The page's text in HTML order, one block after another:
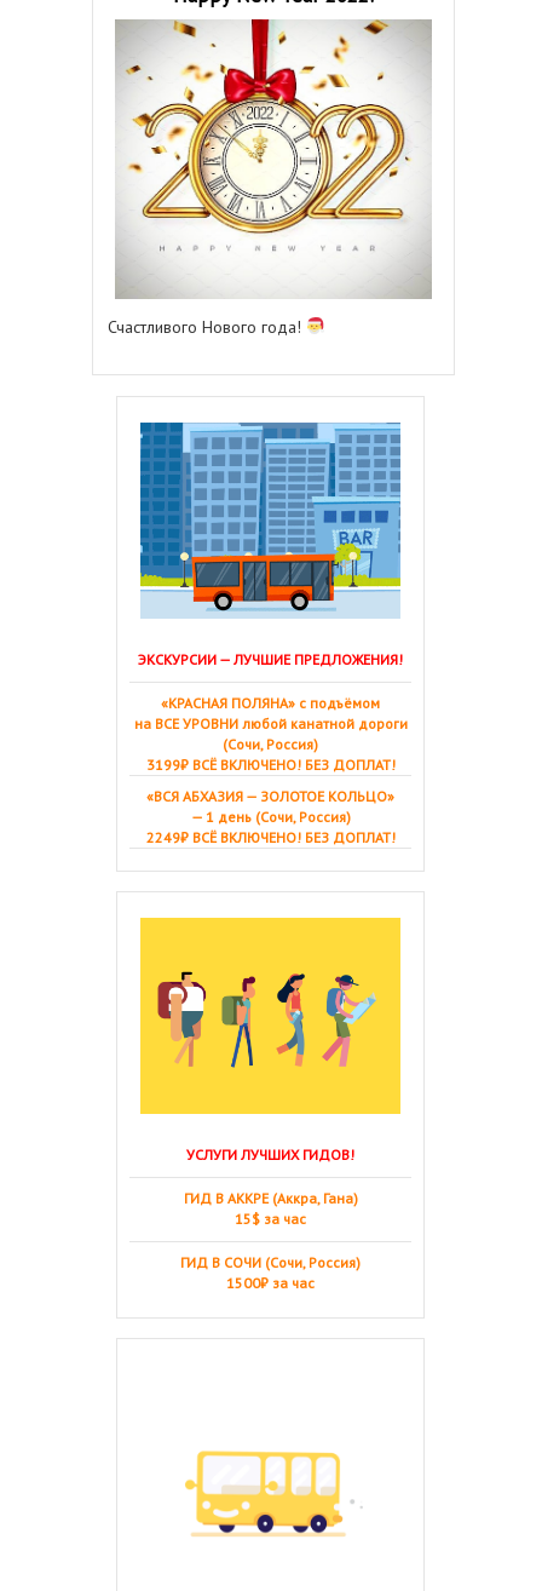
Счастливого Нового года!
ЭКСКУРСИИ — ЛУЧШИЕ ПРЕДЛОЖЕНИЯ!
«КРАСНАЯ ПОЛЯНА» с подъёмом
на ВСЕ УРОВНИ любой канатной дороги
(Сочи, Россия)
3199₽ ВСЁ ВКЛЮЧЕНО! БЕЗ ДОПЛАТ!
«ВСЯ АБХАЗИЯ — ЗОЛОТОЕ КОЛЬЦО»
— 1 день (Сочи, Россия)
2249₽ ВСЁ ВКЛЮЧЕНО! БЕЗ ДОПЛАТ!
УСЛУГИ ЛУЧШИХ ГИДОВ!
ГИД В АККРЕ (Аккра, Гана)
15$ за час
ГИД В СОЧИ (Сочи, Россия)
1500₽ за час